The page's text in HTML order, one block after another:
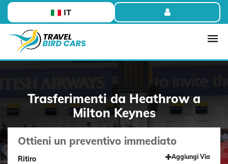
IT
Trasferimenti da Heathrow a
Milton Keynes
Ottieni un preventivo immediato
Ritiro Aggiungi Via